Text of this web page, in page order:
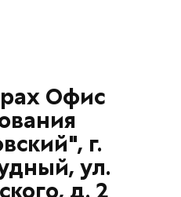
Офис
г.
ул.
д. 2